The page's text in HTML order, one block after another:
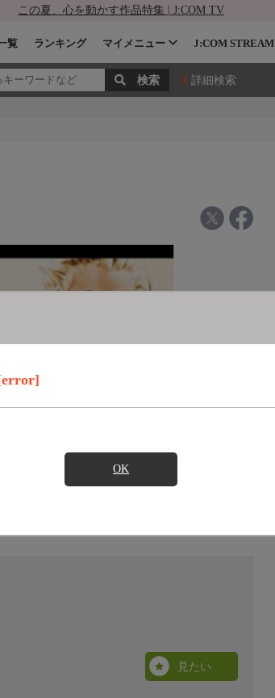
この夏、心を動かす作品特集 | J:COM TV
覧 ランキング マイメニュー J:COM STREAM
詳細検索
OK
見たい